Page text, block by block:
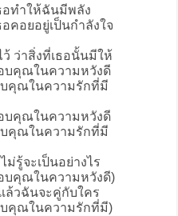
อทำให้ฉันมีพลัง
คอยอยู่เป็นกำลังใจ
ว้ ว่าสิ่งที่เธอนั้นมีให้
บคุณในความหวังดี
คุณในความรักที่มี
บคุณในความหวังดี
คุณในความรักที่มี
ม่รู้จะเป็นอย่างไร
บคุณในความหวังดี)
ล้วฉันจะคู่กับใคร
คุณในความรักที่มี)